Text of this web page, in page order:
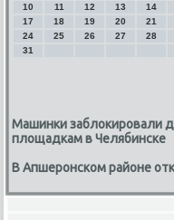
10
11 12 13 14
17
18 19 20 21
24
25 26 27 28
31
Машинки заблокировали
площадкам в Челябинске
В Апшеронском районе